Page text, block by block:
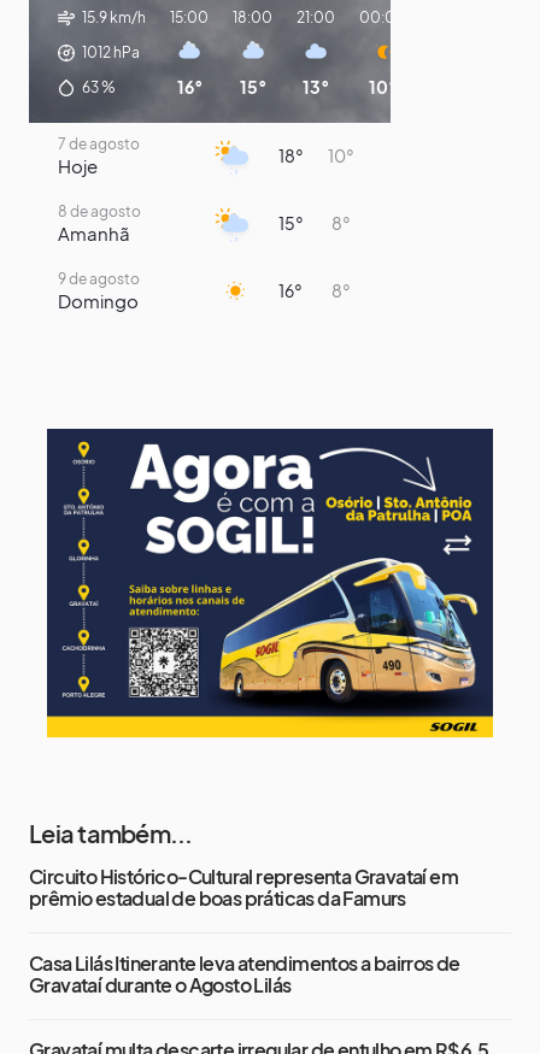
15.9 km/h
1012 hPa
63%
15:00
16°
18:00
15°
21:00
13°
00:00
10°
7 de agosto
Hoje 18° 10°
8 de agosto
Amanhã 15° 8°
9 de agosto
Domingo 16° 8°
Terça-Feira 14° 9°
12 de agosto
Quarta-Feira 13° 11°
13 de agosto
Quinta-Feira 17° 13°
Leia também...
Circuito Histórico-Cultural representa Gravataí em
prêmio estadual de boas práticas da Famurs
Casa Lilás Itinerante leva atendimentos a bairros de
Gravataí durante o Agosto Lilás